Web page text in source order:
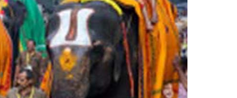
Sri Grandhi Anil